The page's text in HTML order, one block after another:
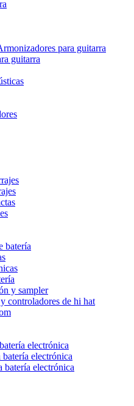
para guitarra
guitarra
batería
y sampler
controladores de hi hat
electrónica
electrónica
batería electrónica